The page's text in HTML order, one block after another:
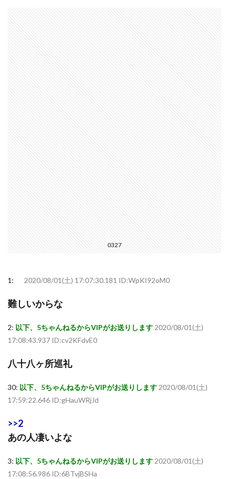
0327
1: 2020/08/01(土) 17:07:30.181 ID:WpKI92oM0
難しいからな
2: 以下、5ちゃんねるからVIPがお送りします 2020/08/01(土)
17:08:43.937 ID:cv2KFdvE0
八十八ヶ所巡礼
30: 以下、5ちゃんねるからVIPがお送りします 2020/08/01(土)
17:59:22.646 ID:gHauWRjJd
>>2
あの人凄いよな
3: 以下、5ちゃんねるからVIPがお送りします 2020/08/01(土)
17:08:56.986 ID:6BTvjBSHa